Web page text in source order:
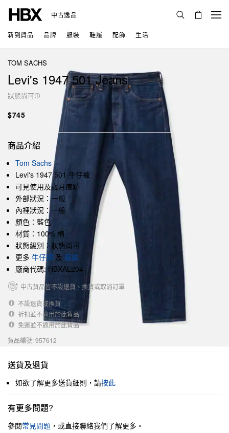
中古逸品
新到貨品 品牌 服裝 鞋履 配飾 生活
TOM SACHS
Levi's 1947 501 Jeans
狀態尚可
$745
商品介紹
Tom Sachs
Levi's 1947 501 牛仔褲
可見使用及歲月痕跡
外部狀況：一般
內裡狀況：一般
顏色：藍色
材質：100% 棉
狀態級別：狀態尚可
更多 牛仔褲 及 服裝
廠商代碼: HBXAL204
中古貨品皆不設退貨、換貨或取消訂單
不設退貨或換貨
折扣並不適用於此貨品
免運並不適用於此貨品
貨品編號: 957612
送貨及退貨
如欲了解更多送貨細則，請按此
有更多問題?
參閱常見問題 ，或直接聯絡我們了解更多。